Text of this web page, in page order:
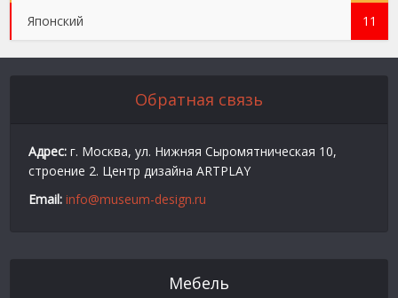
Японский 11
Обратная связь
Адрес: г. Москва, ул. Нижняя Сыромятническая 10,
строение 2. Центр дизайна ARTPLAY
Email: info@museum-design.ru
Мебель